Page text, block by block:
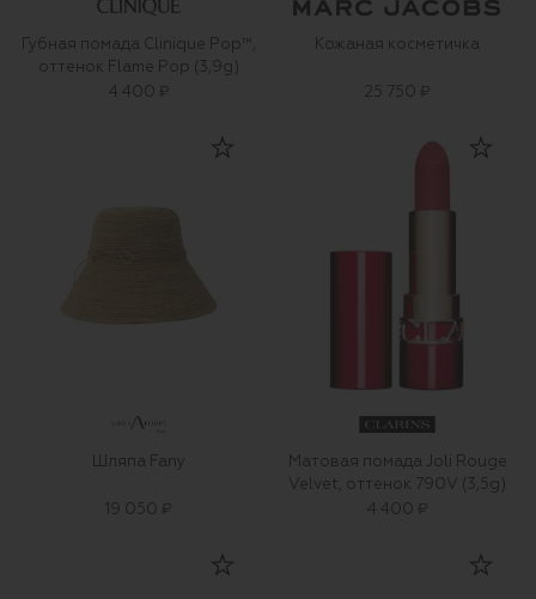
Губная помада Clinique Pop™,
оттенок Flame Pop (3,9g)
4 400 ₽
Кожаная косметичка
25 750 ₽
Шляпа Fany
19 050 ₽
Матовая помада Joli Rouge
Velvet, оттенок 790V (3,5g)
4 400 ₽